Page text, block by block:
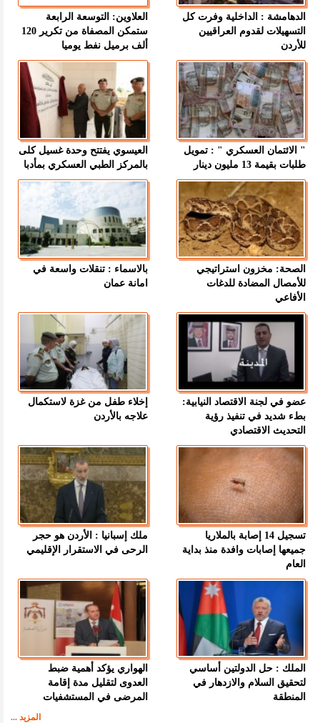
الدهامشة : الداخلية وفرت كل
التسهيلات لقدوم العراقيين
للأردن
العلاوين: التوسعة الرابعة
ستمكن المصفاة من تكرير 120
ألف برميل نفط يوميا
" الائتمان العسكري " : تمويل
طلبات بقيمة 13 مليون دينار
العيسوي يفتتح وحدة غسيل كلى
بالمركز الطبي العسكري بمأدبا
الصحة: مخزون استراتيجي
للأمصال المضادة للدغات
الأفاعي
بالاسماء : تنقلات واسعة في
امانة عمان
عضو في لجنة الاقتصاد النيابية:
بطء شديد في تنفيذ رؤية
التحديث الاقتصادي
إخلاء طفل من غزة لاستكمال
علاجه بالأردن
تسجيل 14 إصابة بالملاريا
جميعها إصابات وافدة منذ بداية
العام
ملك إسبانيا : الأردن هو حجر
الرحى في الاستقرار الإقليمي
الملك : حل الدولتين أساسي
لتحقيق السلام والازدهار في
المنطقة
الهواري يؤكد أهمية ضبط
العدوى لتقليل مدة إقامة
المرضى في المستشفيات
المزيد ...